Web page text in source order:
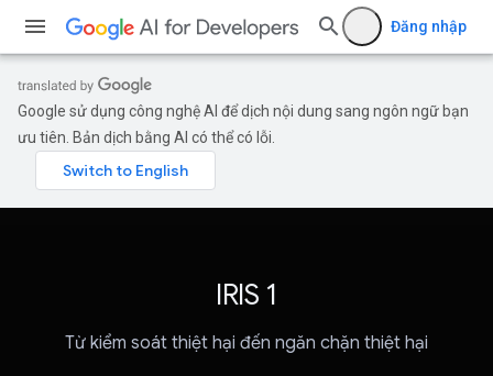
Đăng nhập
Google sử dụng công nghệ AI để dịch nội dung sang ngôn ngữ bạn
ưu tiên. Bản dịch bằng AI có thể có lỗi.
IRIS 1
Từ kiểm soát thiệt hại đến ngăn chặn thiệt hại